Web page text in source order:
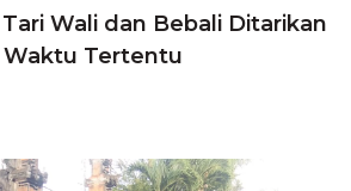
Wali dan Bebali Ditarikan
Tertentu